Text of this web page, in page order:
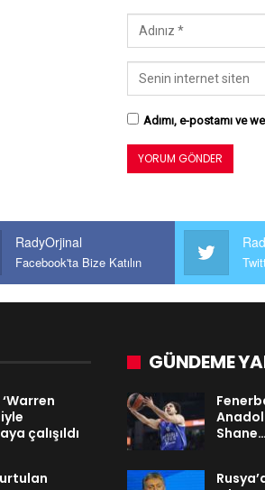
Adımı, e-postamı ve
RadyOrjinal
Facebook'ta Bize Katılın
çalışıldı
GÜNDEME
Shane…